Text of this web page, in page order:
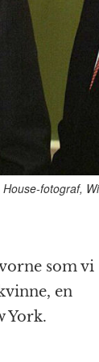
fotograf,
som vi
en
York.